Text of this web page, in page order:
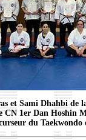
et Sami Dhahbi de
1er Dan Hoshin
du